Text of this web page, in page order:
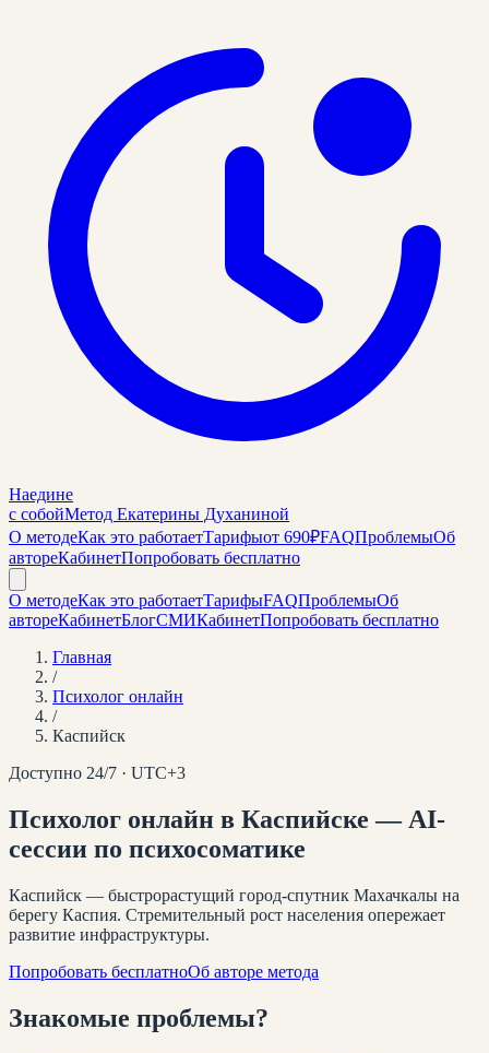
Наедине
с собойМетод Екатерины Духаниной
О методеКак это работаетТарифыот 690₽FAQПроблемыОб
автореКабинетПопробовать бесплатно
О методеКак это работаетТарифыFAQПроблемыОб
автореКабинетБлогСМИКабинетПопробовать бесплатно
Главная
/
Психолог онлайн
/
Каспийск
Доступно 24/7 · UTC+3
Психолог онлайн в Каспийске — AI-
сессии по психосоматике
Каспийск — быстрорастущий город-спутник Махачкалы на
берегу Каспия. Стремительный рост населения опережает
развитие инфраструктуры.
Попробовать бесплатноОб авторе метода
Знакомые проблемы?